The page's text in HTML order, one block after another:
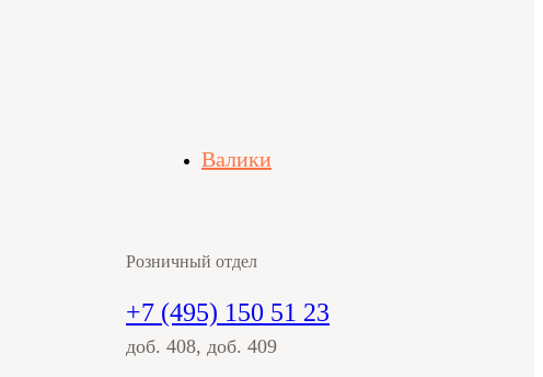
Валики
Розничный отдел
+7 (495) 150 51 23
доб. 408, доб. 409